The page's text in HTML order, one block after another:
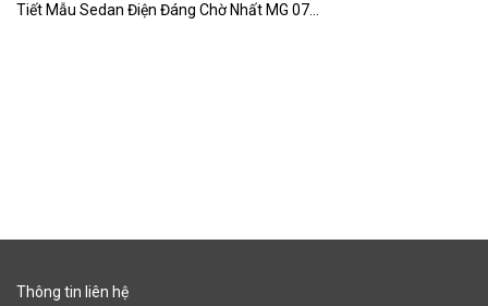
Tiết Mẫu Sedan Điện Đáng Chờ Nhất MG 07...
Thông tin liên hệ